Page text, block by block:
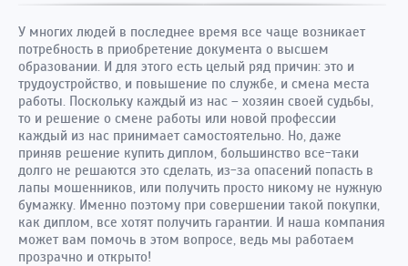
У многих людей в последнее время все чаще возникает
потребность в приобретение документа о высшем
образовании. И для этого есть целый ряд причин: это и
трудоустройство, и повышение по службе, и смена места
работы. Поскольку каждый из нас – хозяин своей судьбы,
то и решение о смене работы или новой профессии
каждый из нас принимает самостоятельно. Но, даже
приняв решение купить диплом, большинство все-таки
долго не решаются это сделать, из-за опасений попасть в
лапы мошенников, или получить просто никому не нужную
бумажку. Именно поэтому при совершении такой покупки,
как диплом, все хотят получить гарантии. И наша компания
может вам помочь в этом вопросе, ведь мы работаем
прозрачно и открыто!